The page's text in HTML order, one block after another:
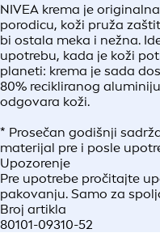
NIVEA krema je
porodicu, koži pruža
bi ostala meka i nežna.
upotrebu, kada je koži
planeti: krema je sada
80% recikliranog
odgovara koži.
* Prosečan godišnji
materijal pre i posle
Upozorenje
Pre upotrebe pročitajte
pakovanju. Samo za
Broj artikla
80101-09310-52